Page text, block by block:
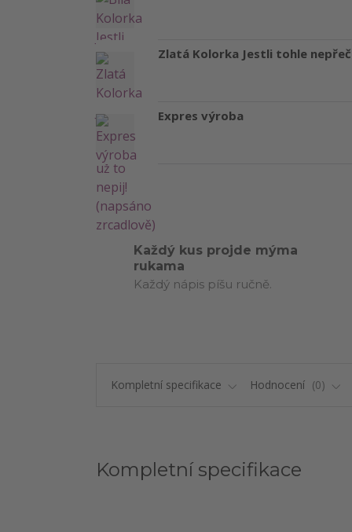
Zlatá Kolorka Jestli tohle
Expres výroba
Každý kus projde mýma
rukama
Každý nápis píšu ručně.
Kompletní specifikace Hodnocení 0
Kompletní specifikace